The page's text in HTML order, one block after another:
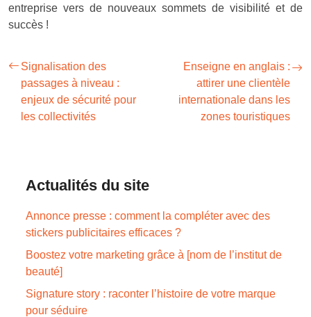
entreprise vers de nouveaux sommets de visibilité et de
succès !
Signalisation des
passages à niveau :
enjeux de sécurité pour
les collectivités
Enseigne en anglais :
attirer une clientèle
internationale dans les
zones touristiques
Actualités du site
Annonce presse : comment la compléter avec des
stickers publicitaires efficaces ?
Boostez votre marketing grâce à [nom de l’institut de
beauté]
Signature story : raconter l’histoire de votre marque
pour séduire